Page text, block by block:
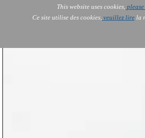
This website uses cookies,
Ce site utilise des cookies,veuillez lirela